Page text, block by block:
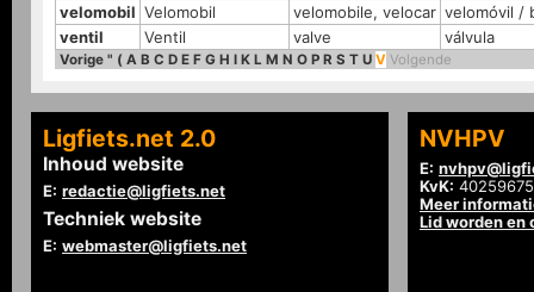
velomobil Velomobil velomobile, velocar velomóvil /
ventil
Ventil valve válvula
Vorige " ( A B C D E F G H I K L M N O P R S T U V Volgende
Ligfiets.net 2.0
Inhoud website
E: redactie@ligfiets.net
Techniek website
E: webmaster@ligfiets.net
NVHPV
E:
KvK: 40259675
Meer
Lid worden en